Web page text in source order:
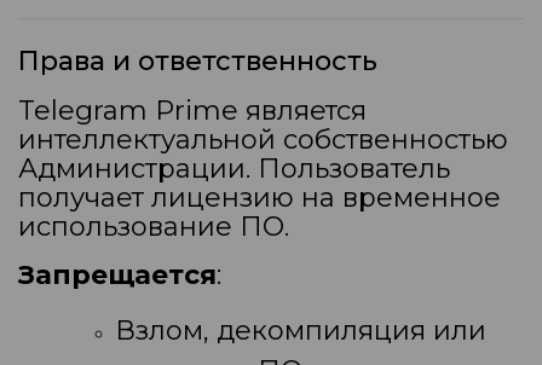
Права и ответственность
Telegram Prime является
интеллектуальной собственностью
Администрации. Пользователь
получает лицензию на временное
использование ПО.
Запрещается:
Взлом, декомпиляция или